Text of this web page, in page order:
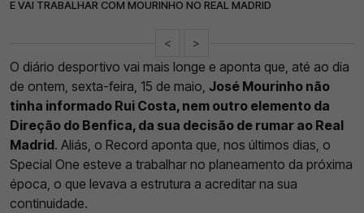
E VAI TRABALHAR COM MOURINHO NO REAL MADRID
< >
O diário desportivo vai mais longe e aponta que, até ao dia
de ontem, sexta-feira, 15 de maio, José Mourinho não
tinha informado Rui Costa, nem outro elemento da
Direção do Benfica, da sua decisão de rumar ao Real
Madrid. Aliás, o Record aponta que, nos últimos dias, o
Special One esteve a trabalhar no planeamento da próxima
época, o que levava a estrutura a acreditar na sua
continuidade.